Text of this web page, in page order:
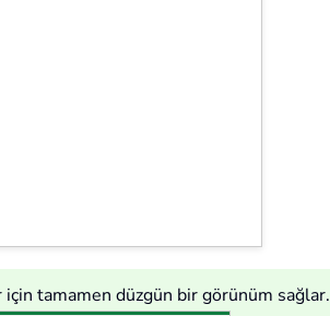
tamamen düzgün bir görünüm sağlar.